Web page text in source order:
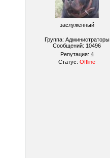
заслуженный
Группа: Администраторы
Сообщений: 10496
Репутация: 4
Статус: Offline